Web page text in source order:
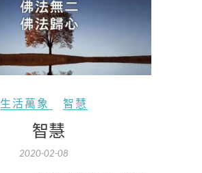
生活萬象 智慧
智慧
2020-02-08